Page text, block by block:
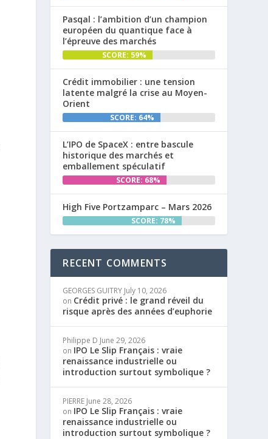
Pasqal : l’ambition d’un champion
européen du quantique face à
l’épreuve des marchés
SCORE: 59%
Crédit immobilier : une tension
latente malgré la crise au Moyen-
Orient
SCORE: 64%
L’IPO de SpaceX : entre bascule
historique des marchés et
emballement spéculatif
SCORE: 68%
High Five Portzamparc – Mars 2026
SCORE: 78%
RECENT COMMENTS
GEORGES GUITRY July 10, 2026
on Crédit privé : le grand réveil du
risque après des années d’euphorie
Philippe D June 29, 2026
on IPO Le Slip Français : vraie
renaissance industrielle ou
introduction surtout symbolique ?
PIERRE June 28, 2026
on IPO Le Slip Français : vraie
renaissance industrielle ou
introduction surtout symbolique ?